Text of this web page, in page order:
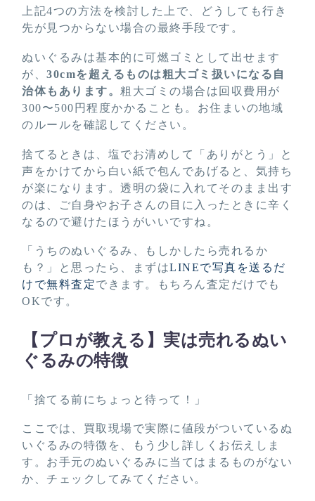
上記4つの方法を検討した上で、どうしても行き
先が見つからない場合の最終手段です。
ぬいぐるみは基本的に可燃ゴミとして出せます
が、 30cmを超えるものは粗大ゴミ扱いになる自
治体もあります。 粗大ゴミの場合は回収費用が
300〜500円程度かかることも。お住まいの地域
のルールを確認してください。
捨てるときは、塩でお清めして「ありがとう」と
声をかけてから白い紙で包んであげると、気持ち
が楽になります。透明の袋に入れてそのまま出す
のは、ご自身やお子さんの目に入ったときに辛く
なるので避けたほうがいいですね。
「うちのぬいぐるみ、もしかしたら売れるか
も？」と思ったら、まずはLINEで写真を送るだ
けで無料査定できます。もちろん査定だけでも
OKです。
【プロが教える】実は売れるぬい
ぐるみの特徴
「捨てる前にちょっと待って！」
ここでは、買取現場で実際に値段がついているぬ
いぐるみの特徴を、もう少し詳しくお伝えしま
す。お手元のぬいぐるみに当てはまるものがない
か、チェックしてみてください。